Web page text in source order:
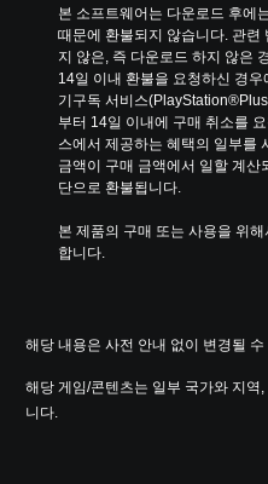
본 소프트웨어는 다운로드 후에
때문에 환불되지 않습니다. 관련
지 않은, 즉 다운로드 하지 않은
14일 이내 환불을 요청하신 경
기구독 서비스
부터 14일 이내에 구매 취소를
스에서 제공하는 혜택의 일부를
금액이 구매 금액에서 일할 계
단으로 환불됩니다.
본 제품의 구매 또는 사용을 위
합니다.
해당 내용은 사전 안내 없이 변경될
해당 게임/콘텐츠는 일부 국가와 지역
니다.